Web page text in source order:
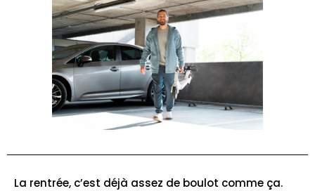
La rentrée, c’est déjà assez de boulot comme ça.